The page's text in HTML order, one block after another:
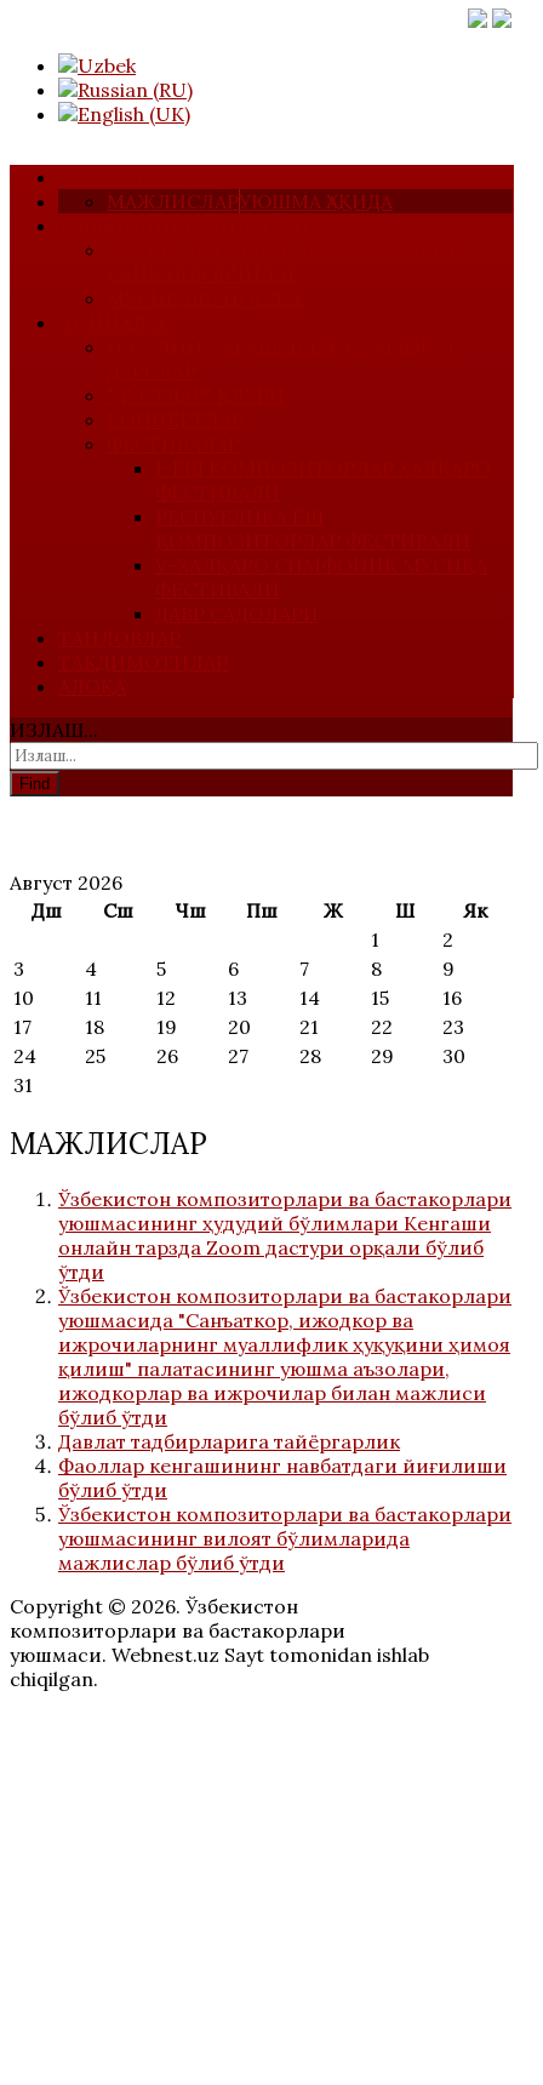
УЮШМА ҲАҚИДА
МАЖЛИСЛАР
ИЗЛАШ...
Find
Август 2026
Дш
Сш Чш Пш Ж Ш
Як
1
2
3
4 5 6 7 8
9
10
11 12 13 14 15
16
17
18 19 20 21 22
23
24
25 26 27 28 29
30
31
МАЖЛИСЛАР
Ўзбекистон композиторлари ва бастакорлари
уюшмасининг ҳудудий бўлимлари Кенгаши
онлайн тарзда Zoom дастури орқали бўлиб
ўтди
Ўзбекистон композиторлари ва бастакорлари
уюшмасида "Санъаткор, ижодкор ва
ижрочиларнинг муаллифлик ҳуқуқини ҳимоя
қилиш" палатасининг уюшма аъзолари,
ижодкорлар ва ижрочилар билан мажлиси
бўлиб ўтди
Давлат тадбирларига тайёргарлик
Фаоллар кенгашининг навбатдаги йиғилиши
бўлиб ўтди
Ўзбекистон композиторлари ва бастакорлари
уюшмасининг вилоят бўлимларида
мажлислар бўлиб ўтди
Copyright © 2026. Ўзбекистон
композиторлари ва бастакорлари
уюшмаси. Webnest.uz Sayt tomonidan ishlab
chiqilgan.